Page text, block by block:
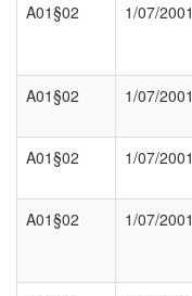
A01§02
1/07/2001
A01§02
1/07/2001
A01§02
1/07/2001
A01§02
1/07/2001